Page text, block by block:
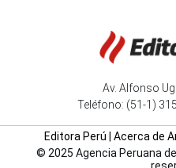
Av. Alfonso
Teléfono: (51-1)
Editora Perú Acerca de
© 2025 Agencia Peruana